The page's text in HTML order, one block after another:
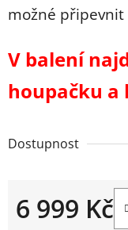
možné připevnit
V balení
houpačku a
Dostupnost
6 999 Kč